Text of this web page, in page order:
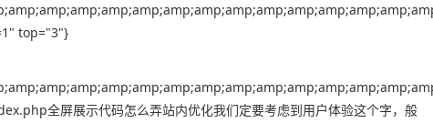
top="3"}
全屏展示代码怎么弄站内优化我们定要考虑到用户体验这个字，般